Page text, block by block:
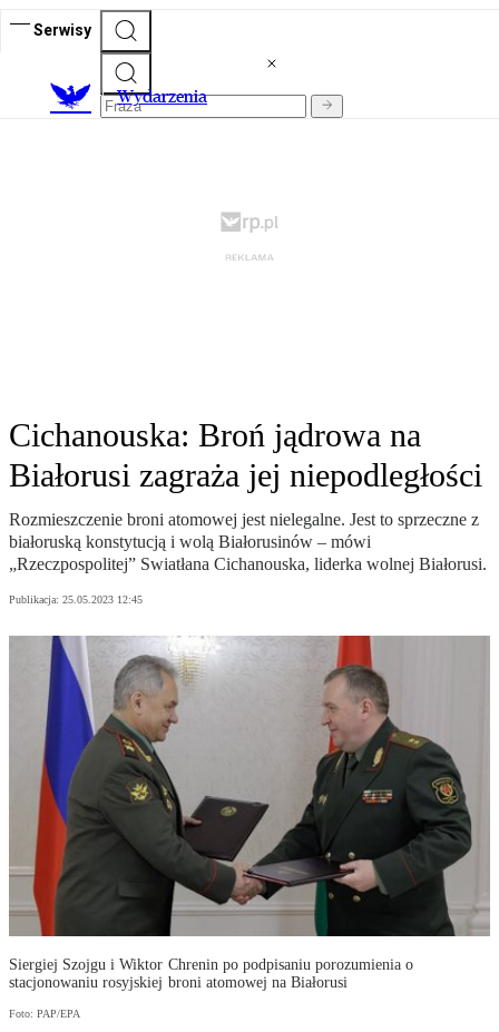
Serwisy
Wydarzenia
Cichanouska: Broń jądrowa na
Białorusi zagraża jej niepodległości
Rozmieszczenie broni atomowej jest nielegalne. Jest to sprzeczne z
białoruską konstytucją i wolą Białorusinów – mówi
„Rzeczpospolitej” Swiatłana Cichanouska, liderka wolnej Białorusi.
Publikacja: 25.05.2023 12:45
Siergiej Szojgu i Wiktor Chrenin po podpisaniu porozumienia o
stacjonowaniu rosyjskiej broni atomowej na Białorusi
Foto: PAP/EPA